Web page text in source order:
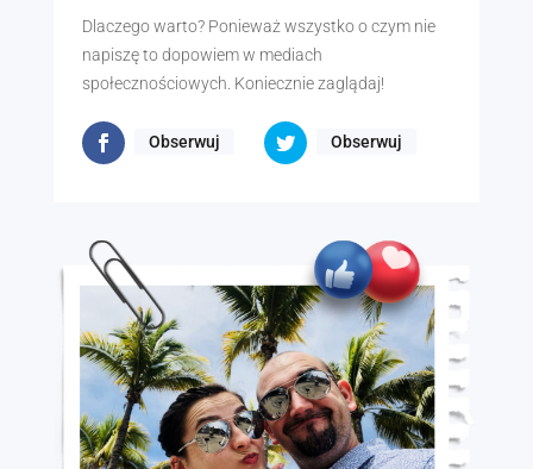
Dlaczego warto? Ponieważ wszystko o czym nie
napiszę to dopowiem w mediach
społecznościowych. Koniecznie zaglądaj!
Obserwuj Obserwuj